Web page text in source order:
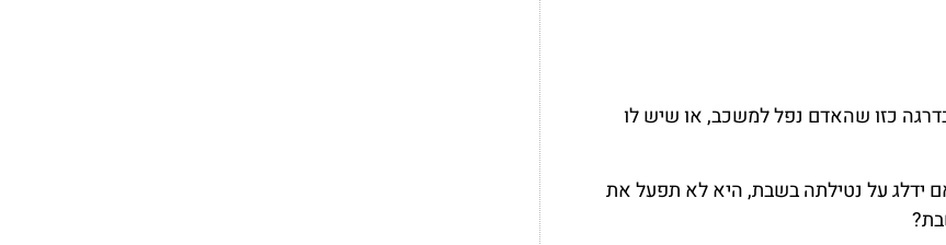
כזו שהאדם נפל למשכב, או שיש לו
ידלג על נטילתה בשבת, היא לא תפעל את